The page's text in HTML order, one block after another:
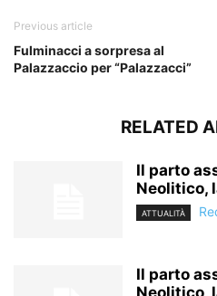
Previous article
Fulminacci a sorpresa al
Palazzaccio per “Palazzacci”
RELATED
Il parto
Neolitico,
ATTUALITÀ
Il parto
Neolitico,